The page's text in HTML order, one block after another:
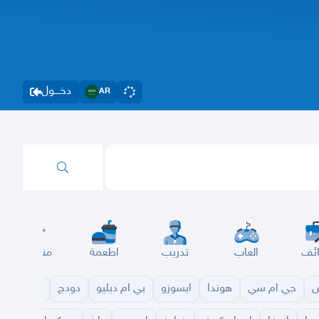
دخــــول AR
العاب تدريب اطعمة مناسبات
جي ام سي هوندا ايسوزو بي ام دبليو دودج